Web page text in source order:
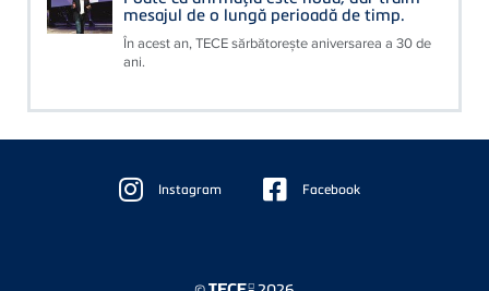
mesajul de o lungă perioadă de timp.
În acest an, TECE sărbătoreşte aniversarea a 30 de
ani.
Instagram Facebook